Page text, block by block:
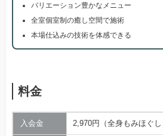
バリエーション豊かなメニュー
全室個室制の癒し空間で施術
本場仕込みの技術を体感できる
料金
入会金 2,970円（全身もみほぐし